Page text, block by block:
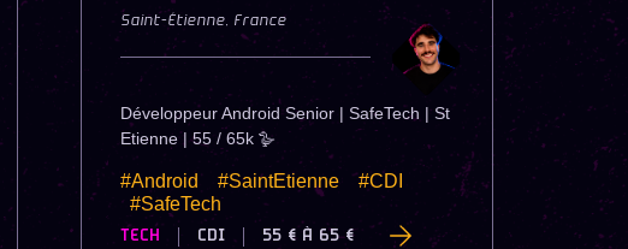
Saint-Étienne, France
Développeur Android Senior | SafeTech | St
Etienne | 55 / 65k 🪿
#Android #SaintEtienne
#CDI
#SafeTech
TECH CDI 55 € À 65 €